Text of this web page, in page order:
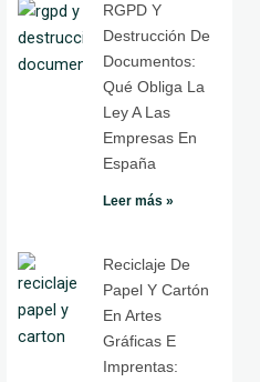
RGPD Y
Destrucción De
Documentos:
Qué Obliga La
Ley A Las
Empresas En
España
Leer más »
Reciclaje De
Papel Y Cartón
En Artes
Gráficas E
Imprentas: